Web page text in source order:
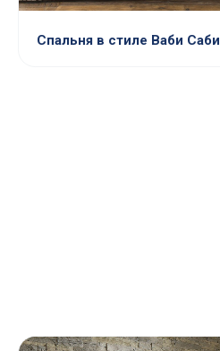
Спальня в стиле Ваби Саби